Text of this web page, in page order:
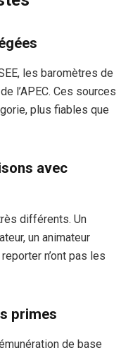
les baromètres de
l’APEC. Ces sources
plus fiables que
avec
différents. Un
un animateur
n’ont pas les
primes
de base